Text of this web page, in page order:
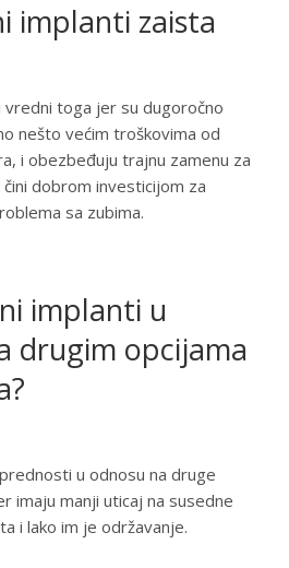
implanti zaista
vredni toga jer su dugoročno
nešto većim troškovima od
i obezbeđuju trajnu zamenu za
dobrom investicijom za
sa zubima.
implanti u
drugim opcijama
u odnosu na druge
imaju manji uticaj na susedne
i lako im je održavanje.